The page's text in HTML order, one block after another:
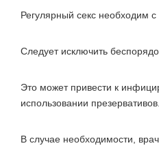
Регулярный секс необходим
Следует исключить
Это может привести к
использовании презервативов.
В случае необходимости,